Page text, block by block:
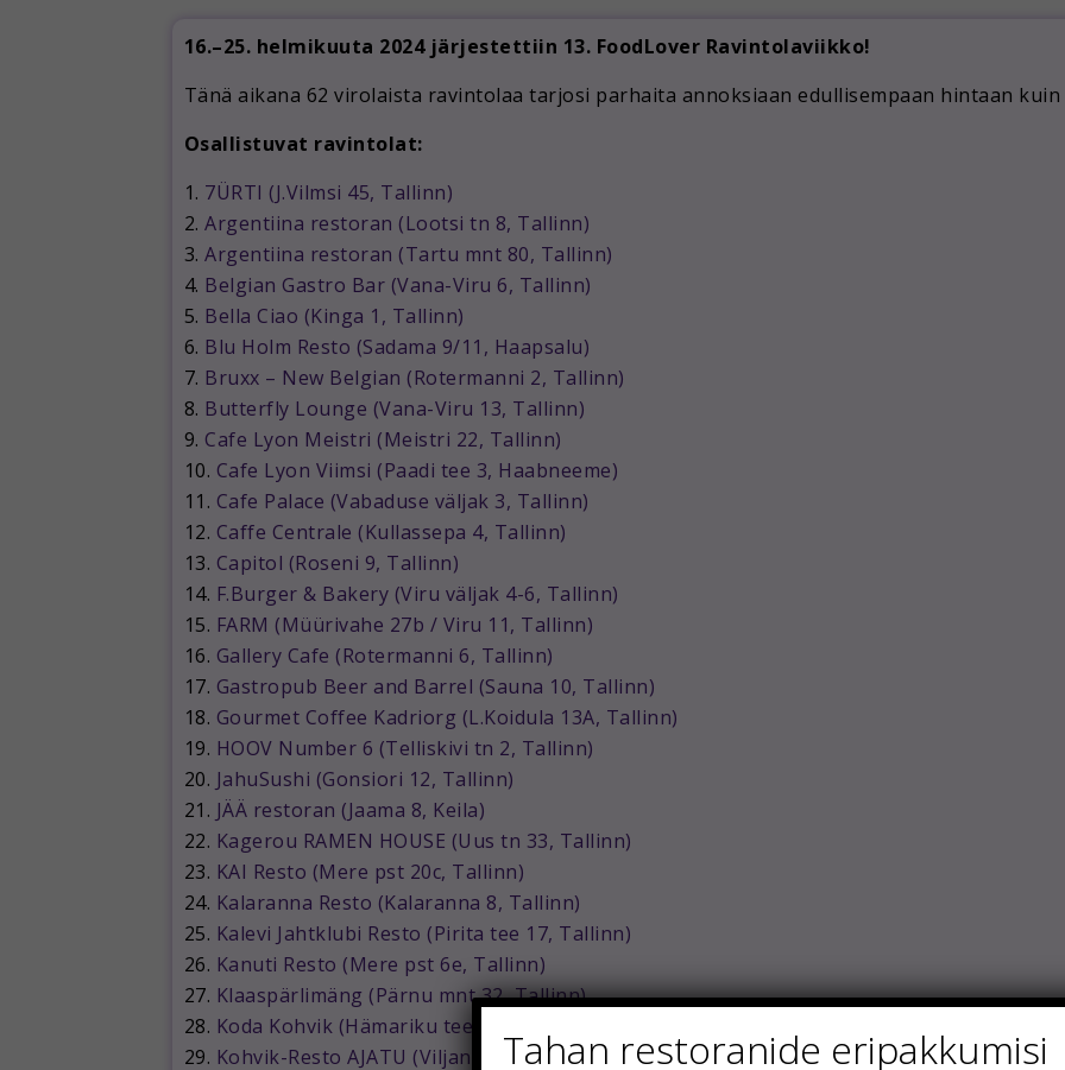
16.–25. helmikuuta 2024 järjestettiin 13. FoodLover Ravintolaviikko!
Tänä aikana 62 virolaista ravintolaa tarjosi parhaita annoksiaan edullisempaan hintaan
Osallistuvat ravintolat:
1. 7ÜRTI (J.Vilmsi 45, Tallinn)
2. Argentiina restoran (Lootsi tn 8, Tallinn)
3. Argentiina restoran (Tartu mnt 80, Tallinn)
4. Belgian Gastro Bar (Vana-Viru 6, Tallinn)
5. Bella Ciao (Kinga 1, Tallinn)
6. Blu Holm Resto (Sadama 9/11, Haapsalu)
7. Bruxx – New Belgian (Rotermanni 2, Tallinn)
8. Butterfly Lounge (Vana-Viru 13, Tallinn)
9. Cafe Lyon Meistri (Meistri 22, Tallinn)
10. Cafe Lyon Viimsi (Paadi tee 3, Haabneeme)
11. Cafe Palace (Vabaduse väljak 3, Tallinn)
12. Caffe Centrale (Kullassepa 4, Tallinn)
13. Capitol (Roseni 9, Tallinn)
14. F.Burger & Bakery (Viru väljak 4-6, Tallinn)
15. FARM (Müürivahe 27b / Viru 11, Tallinn)
16. Gallery Cafe (Rotermanni 6, Tallinn)
17. Gastropub Beer and Barrel (Sauna 10, Tallinn)
18. Gourmet Coffee Kadriorg (L.Koidula 13A, Tallinn)
19. HOOV Number 6 (Telliskivi tn 2, Tallinn)
20. JahuSushi (Gonsiori 12, Tallinn)
21. JÄÄ restoran (Jaama 8, Keila)
22. Kagerou RAMEN HOUSE (Uus tn 33, Tallinn)
23. KAI Resto (Mere pst 20c, Tallinn)
24. Kalaranna Resto (Kalaranna 8, Tallinn)
25. Kalevi Jahtklubi Resto (Pirita tee 17, Tallinn)
26. Kanuti Resto (Mere pst 6e, Tallinn)
27. Klaaspärlimäng (Pärnu mnt 32, Tallinn)
28. Koda Kohvik (Hämariku tee 8, Viimsi)
29. Kohvik-Resto AJATU (Viljandi 60, Türi)Tahan restoranide eripakkumisi